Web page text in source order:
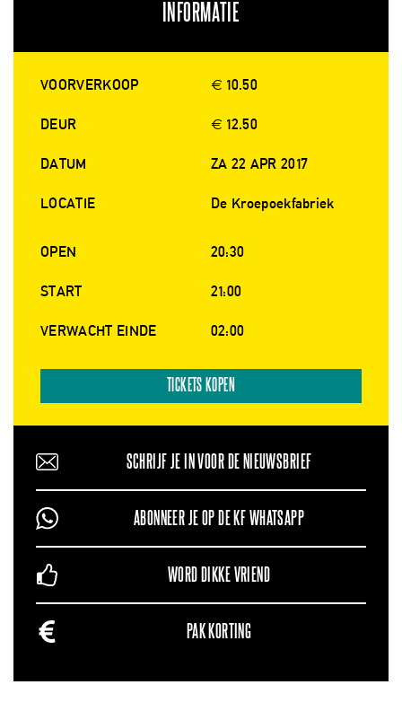
INFORMATIE
VOORVERKOOP € 10.50
DEUR € 12.50
DATUM ZA 22 APR 2017
LOCATIE De Kroepoekfabriek
OPEN 20:30
START 21:00
VERWACHT EINDE 02:00
TICKETS KOPEN
SCHRIJF JE IN VOOR DE NIEUWSBRIEF
ABONNEER JE OP DE KF WHATSAPP
WORD DIKKE VRIEND
PAK KORTING